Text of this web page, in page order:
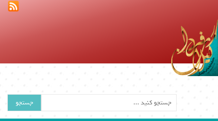
جستجو